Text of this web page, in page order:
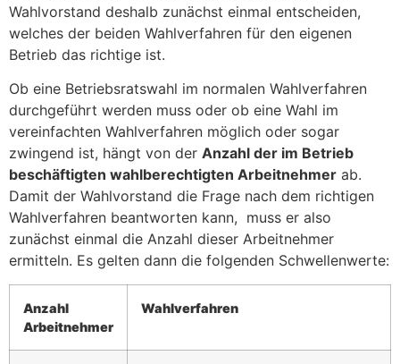
Wahlvorstand deshalb zunächst einmal entscheiden,
welches der beiden Wahlverfahren für den eigenen
Betrieb das richtige ist.
Ob eine Betriebsratswahl im normalen Wahlverfahren
durchgeführt werden muss oder ob eine Wahl im
vereinfachten Wahlverfahren möglich oder sogar
zwingend ist, hängt von der Anzahl der im Betrieb
beschäftigten wahlberechtigten Arbeitnehmer ab.
Damit der Wahlvorstand die Frage nach dem richtigen
Wahlverfahren beantworten kann, muss er also
zunächst einmal die Anzahl dieser Arbeitnehmer
ermitteln. Es gelten dann die folgenden Schwellenwerte:
Anzahl
Arbeitnehmer
Wahlverfahren